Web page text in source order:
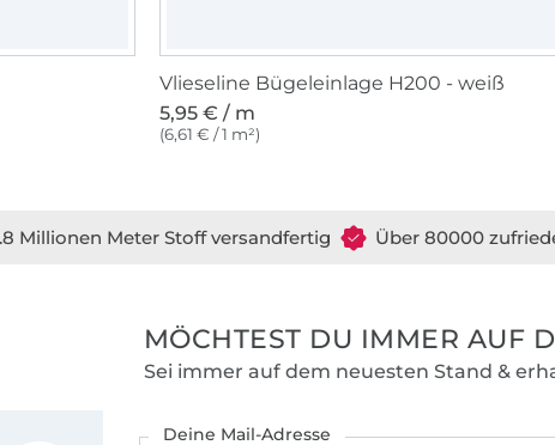
Vlieseline Bügeleinlage H200 - weiß
5,95 € / m
(6,61 € / 1 m²)
Millionen Meter Stoff versandfertig Über 80000
MÖCHTEST DU IMMER AUF
Sei immer auf dem neuesten Stand &
Deine Mail-Adresse